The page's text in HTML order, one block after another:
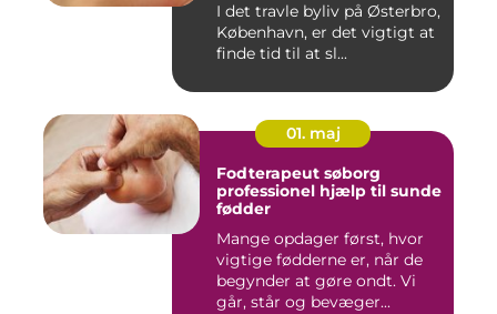
I det travle byliv på Østerbro,
København, er det vigtigt at
finde tid til at sl...
01. maj
Fodterapeut søborg
professionel hjælp til sunde
fødder
Mange opdager først, hvor
vigtige fødderne er, når de
begynder at gøre ondt. Vi
går, står og bevæger...